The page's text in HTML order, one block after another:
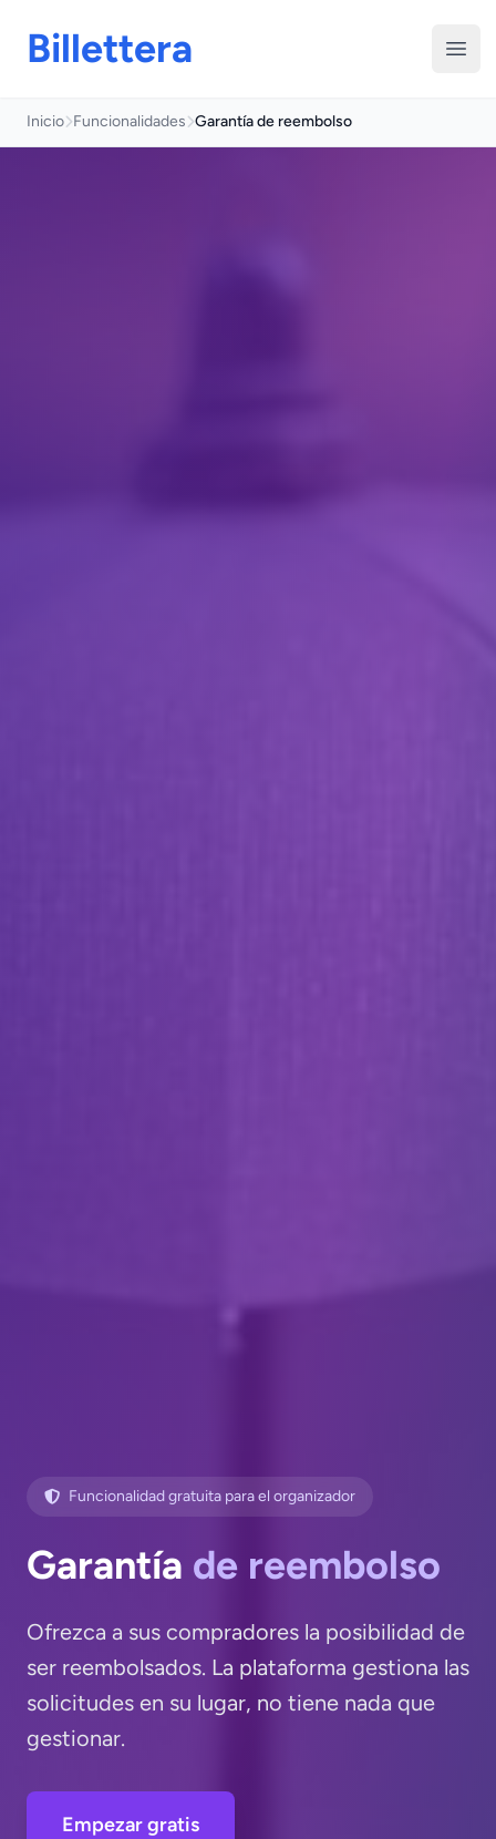
Billettera
Inicio Funcionalidades Garantía de reembolso
Funcionalidad gratuita para el organizador
Garantía de reembolso
Ofrezca a sus compradores la posibilidad de
ser reembolsados. La plataforma gestiona las
solicitudes en su lugar, no tiene nada que
gestionar.
Empezar gratis